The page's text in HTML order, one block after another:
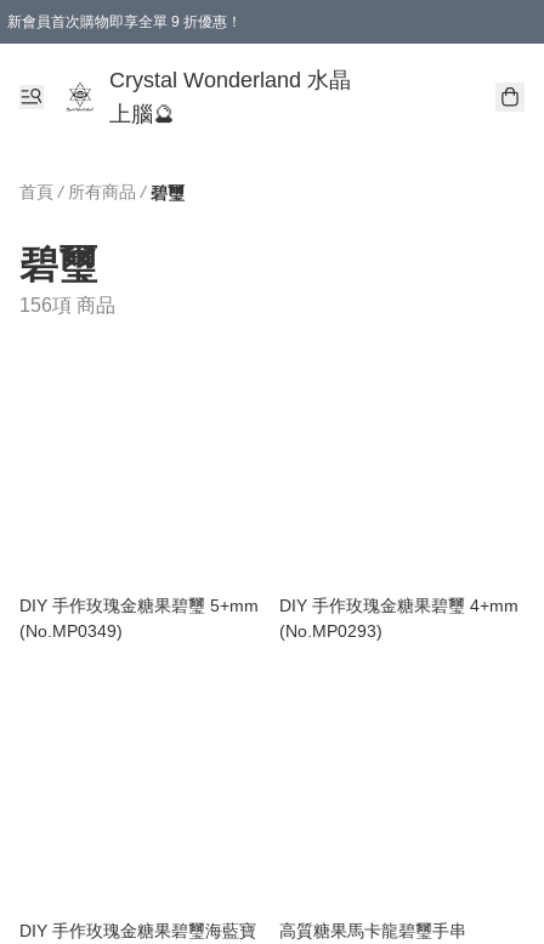
新會員首次購物即享全單 9 折優惠！
Crystal Wonderland 水晶
上腦🔮
首頁 / 所有商品 / 碧璽
碧璽
156項 商品
DIY 手作玫瑰金糖果碧璽 5+mm
(No.MP0349)
DIY 手作玫瑰金糖果碧璽 4+mm
(No.MP0293)
DIY 手作玫瑰金糖果碧璽海藍寶
高質糖果馬卡龍碧璽手串